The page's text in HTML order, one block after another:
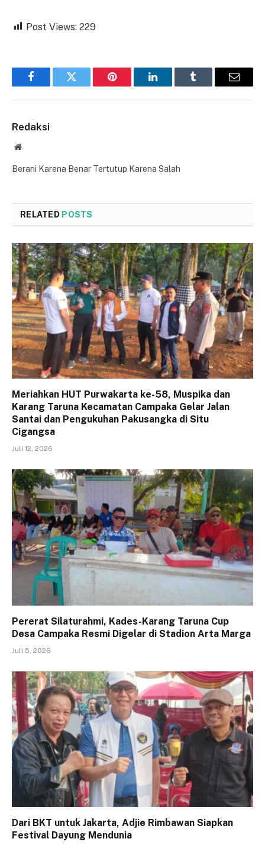
Post Views: 229
FacebookTwitter Pinterest LinkedInTumblr Email
Redaksi
Website
Berani Karena Benar Tertutup Karena Salah
RELATED POSTS
Meriahkan HUT Purwakarta ke-58, Muspika dan
Karang Taruna Kecamatan Campaka Gelar Jalan
Santai dan Pengukuhan Pakusangka di Situ
Cigangsa
Juli 12, 2026
Pererat Silaturahmi, Kades-Karang Taruna Cup
Desa Campaka Resmi Digelar di Stadion Arta Marga
Juli 5, 2026
Dari BKT untuk Jakarta, Adjie Rimbawan Siapkan
Festival Dayung Mendunia